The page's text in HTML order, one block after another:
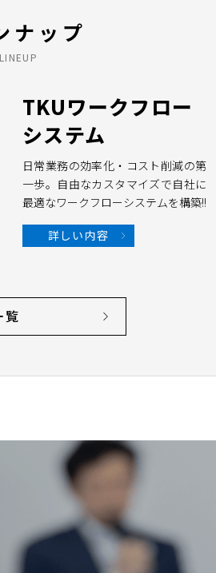
ナップ
TKUワークフロー
システム
日常業務の効率化・コスト削減の第
一歩。自由なカスタマイズで自社に
最適なワークフローシステムを構築!!
詳しい内容
覧